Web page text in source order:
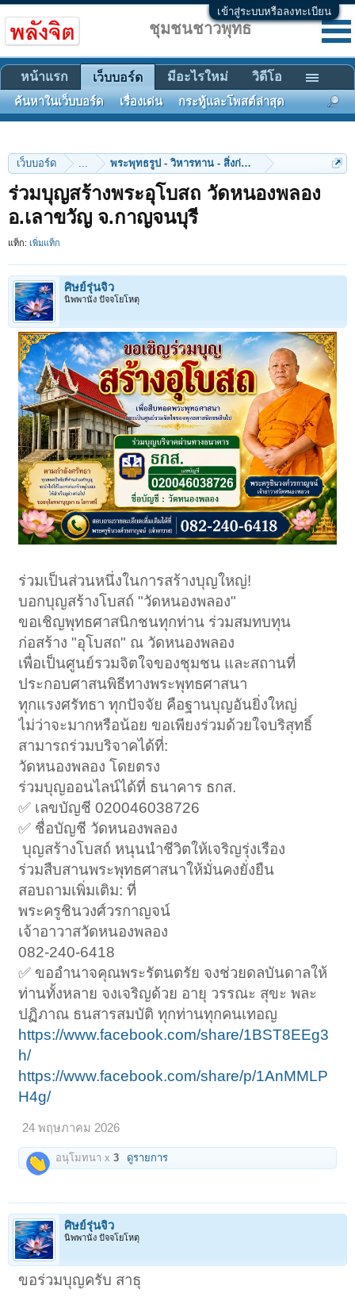
เข้าสู่ระบบหรือลงทะเบียน
เว็บบอร์ด ... พระพุทธรูป - วิหารทาน - สิ่งก่อสร้าง
ร่วมบุญสร้างพระอุโบสถ วัดหนองพลอง
อ.เลาขวัญ จ.กาญจนบุรี
แท็ก: เพิ่มแท็ก
ศิษย์รุ่นจิ๋ว
นิพพานัง ปัจจโยโหตุ
ร่วมเป็นส่วนหนึ่งในการสร้างบุญใหญ่!
บอกบุญสร้างโบสถ์ "วัดหนองพลอง"
ขอเชิญพุทธศาสนิกชนทุกท่าน ร่วมสมทบทุน
ก่อสร้าง "อุโบสถ" ณ วัดหนองพลอง
เพื่อเป็นศูนย์รวมจิตใจของชุมชน และสถานที่
ประกอบศาสนพิธีทางพระพุทธศาสนา
ทุกแรงศรัทธา ทุกปัจจัย คือฐานบุญอันยิ่งใหญ่
ไม่ว่าจะมากหรือน้อย ขอเพียงร่วมด้วยใจบริสุทธิ์
สามารถร่วมบริจาคได้ที่:
วัดหนองพลอง โดยตรง
ร่วมบุญออนไลน์ได้ที่ ธนาคาร ธกส.
✅ เลขบัญชี 020046038726
✅ ชื่อบัญชี วัดหนองพลอง
️ บุญสร้างโบสถ์ หนุนนำชีวิตให้เจริญรุ่งเรือง
ร่วมสืบสานพระพุทธศาสนาให้มั่นคงยั่งยืน
สอบถามเพิ่มเติม: ที่
พระครูชินวงศ์วรกาญจน์
เจ้าอาวาสวัดหนองพลอง
082-240-6418
✅ ขออำนาจคุณพระรัตนตรัย จงช่วยดลบันดาลให้
ท่านทั้งหลาย จงเจริญด้วย อายุ วรรณะ สุขะ พละ
ปฏิภาณ ธนสารสมบัติ ทุกท่านทุกคนเทอญ
https://www.facebook.com/share/1BST8EEg3
h/
https://www.facebook.com/share/p/1AnMMLP
H4g/
24 พฤษภาคม 2026
อนุโมทนา x3 ดูรายการ
ศิษย์รุ่นจิ๋ว
นิพพานัง ปัจจโยโหตุ
ขอร่วมบุญครับ สาธุ
ชุมชนชาวพุทธ
หน้าแรก เว็บบอร์ด
ค้นหาในเว็บบอร์ด เรื่องเด่น กระทู้และโพสต์ล่าสุด
มีอะไรใหม่ วิดีโอ